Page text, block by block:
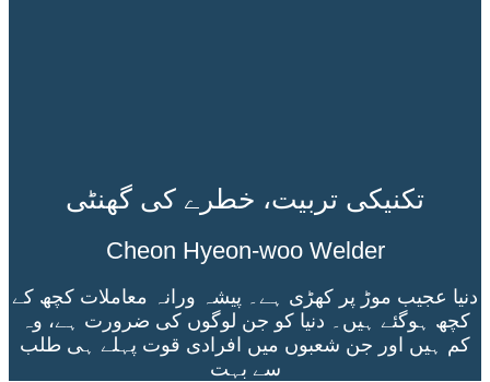
تکنیکی تربیت، خطرے کی گھنٹی
Cheon Hyeon-woo Welder
دنیا عجیب موڑ پر کھڑی ہے۔ پیشہ ورانہ معاملات کچھ کے
کچھ ہوگئے ہیں۔ دنیا کو جن لوگوں کی ضرورت ہے، وہ
کم ہیں اور جن شعبوں میں افرادی قوت پہلے ہی طلب
سے بہت